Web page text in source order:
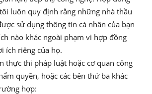
luôn quy định rằng những nhà thầu
sử dụng thông tin cá nhân của bạn
nào khác ngoài phạm vi hợp đồng
ích riêng của họ.
thực thi pháp luật hoặc cơ quan công
quyền, hoặc các bên thứ ba khác
hợp: